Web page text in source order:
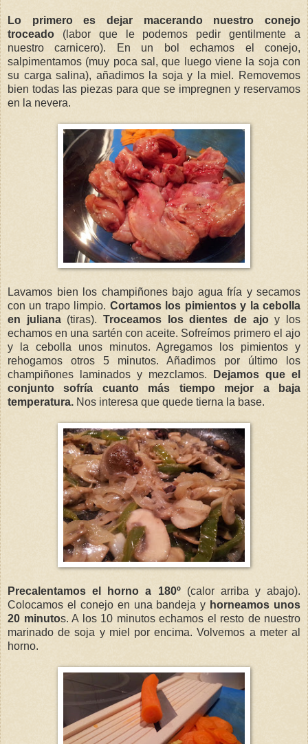
Lo primero es dejar macerando nuestro conejo
troceado (labor que le podemos pedir gentilmente a
nuestro carnicero). En un bol echamos el conejo,
salpimentamos (muy poca sal, que luego viene la soja con
su carga salina), añadimos la soja y la miel. Removemos
bien todas las piezas para que se impregnen y reservamos
en la nevera.
Lavamos bien los champiñones bajo agua fría y secamos
con un trapo limpio. Cortamos los pimientos y la cebolla
en juliana (tiras).Troceamos los dientes de ajoy los
echamos en una sartén con aceite. Sofreímos primero el ajo
y la cebolla unos minutos. Agregamos los pimientos y
rehogamos otros 5 minutos. Añadimos por último los
champiñones laminados y mezclamos.
Dejamos que el
conjunto sofría cuanto más tiempo mejor a baja
temperatura. Nos interesa que quede tierna la base.
Precalentamos el horno a 180º (calor arriba y abajo).
Colocamos el conejo en una bandeja y horneamos unos
20 minutos. A los 10 minutos echamos el resto de nuestro
marinado de soja y miel por encima. Volvemos a meter al
horno.